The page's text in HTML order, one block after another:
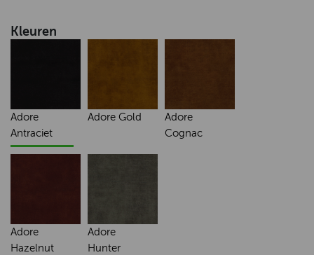
Kleuren
Adore
Antraciet
Adore Gold
Adore
Cognac
Adore
Hazelnut
Adore
Hunter